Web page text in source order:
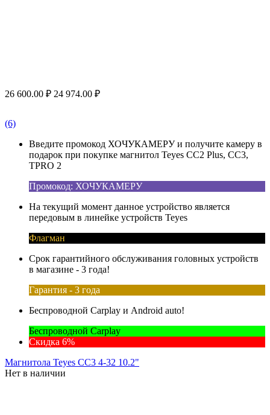
26 600.00 ₽ 24 974.00 ₽
(6)
Введите промокод ХОЧУКАМЕРУ и получите камеру в
подарок при покупке магнитол Teyes CC2 Plus, CC3,
TPRO 2
Промокод: ХОЧУКАМЕРУ
На текущий момент данное устройство является
передовым в линейке устройств Teyes
Флагман
Срок гарантийного обслуживания головных устройств
в магазине - 3 года!
Гарантия - 3 года
Беспроводной Carplay и Android auto!
Беспроводной Carplay
Скидка 6%
Магнитола Teyes CC3 4-32 10.2"
Нет в наличии